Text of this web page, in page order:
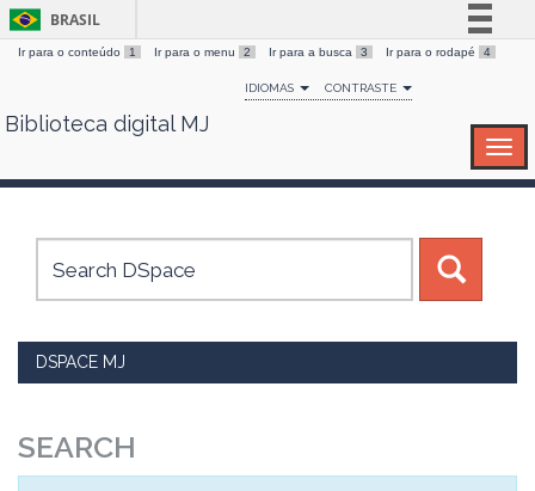
Skip
BRASIL
Simplifique!
Comunica BR
Canais
Ir para o conteúdo 1 Ir para o menu 2 Ir para a busca 3 Ir para o rodapé 4
IDIOMAS CONTRASTE
Biblioteca digital MJ
DSPACE MJ
SEARCH